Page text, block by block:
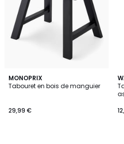
MONOPRIX
Tabouret en bois de manguier
29,99 €
5
/